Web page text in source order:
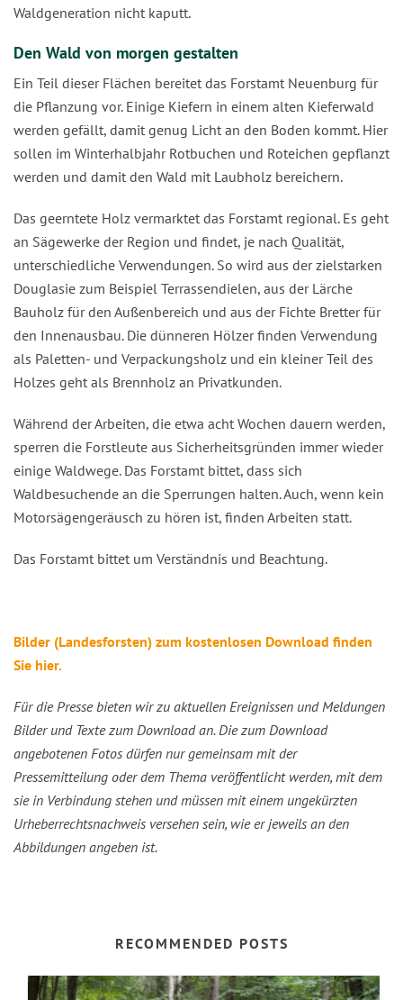
Waldgeneration nicht kaputt.
Den Wald von morgen gestalten
Ein Teil dieser Flächen bereitet das Forstamt Neuenburg für
die Pflanzung vor. Einige Kiefern in einem alten Kieferwald
werden gefällt, damit genug Licht an den Boden kommt. Hier
sollen im Winterhalbjahr Rotbuchen und Roteichen gepflanzt
werden und damit den Wald mit Laubholz bereichern.
Das geerntete Holz vermarktet das Forstamt regional. Es geht
an Sägewerke der Region und findet, je nach Qualität,
unterschiedliche Verwendungen. So wird aus der zielstarken
Douglasie zum Beispiel Terrassendielen, aus der Lärche
Bauholz für den Außenbereich und aus der Fichte Bretter für
den Innenausbau. Die dünneren Hölzer finden Verwendung
als Paletten- und Verpackungsholz und ein kleiner Teil des
Holzes geht als Brennholz an Privatkunden.
Während der Arbeiten, die etwa acht Wochen dauern werden,
sperren die Forstleute aus Sicherheitsgründen immer wieder
einige Waldwege. Das Forstamt bittet, dass sich
Waldbesuchende an die Sperrungen halten. Auch, wenn kein
Motorsägengeräusch zu hören ist, finden Arbeiten statt.
Das Forstamt bittet um Verständnis und Beachtung.
Bilder (Landesforsten) zum kostenlosen Download finden
Sie hier.
Für die Presse bieten wir zu aktuellen Ereignissen und Meldungen
Bilder und Texte zum Download an. Die zum Download
angebotenen Fotos dürfen nur gemeinsam mit der
Pressemitteilung oder dem Thema veröffentlicht werden, mit dem
sie in Verbindung stehen und müssen mit einem ungekürzten
Urheberrechtsnachweis versehen sein, wie er jeweils an den
Abbildungen angeben ist.
RECOMMENDED POSTS